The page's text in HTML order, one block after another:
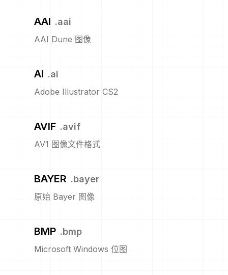
AAI .aai
AAI Dune 图像
AI .ai
Adobe Illustrator CS2
AVIF .avif
AV1 图像文件格式
BAYER .bayer
原始 Bayer 图像
BMP .bmp
Microsoft Windows 位图